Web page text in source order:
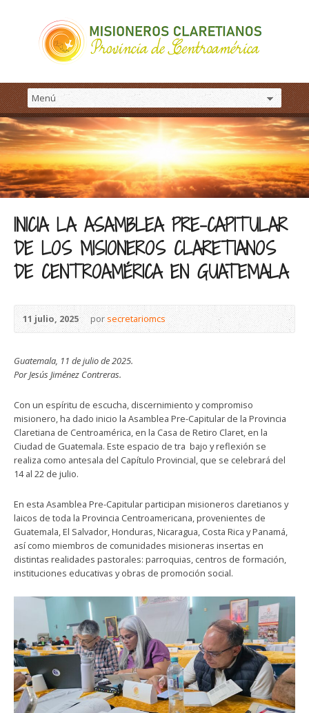
INICIA LA ASAMBLEA PRE-CAPITULAR
DE LOS MISIONEROS CLARETIANOS
DE CENTROAMÉRICA EN GUATEMALA
11 julio, 2025 por secretariomcs
Guatemala, 11 de julio de 2025.
Por Jesús Jiménez Contreras.
Con un espíritu de escucha, discernimiento y compromiso
misionero, ha dado inicio la Asamblea Pre-Capitular de la Provincia
Claretiana de Centroamérica, en la Casa de Retiro Claret, en la
Ciudad de Guatemala. Este espacio de tra bajo y reflexión se
realiza como antesala del Capítulo Provincial, que se celebrará del
14 al 22 de julio.
En esta Asamblea Pre-Capitular participan misioneros claretianos y
laicos de toda la Provincia Centroamericana, provenientes de
Guatemala, El Salvador, Honduras, Nicaragua, Costa Rica y Panamá,
así como miembros de comunidades misioneras insertas en
distintas realidades pastorales: parroquias, centros de formación,
instituciones educativas y obras de promoción social.